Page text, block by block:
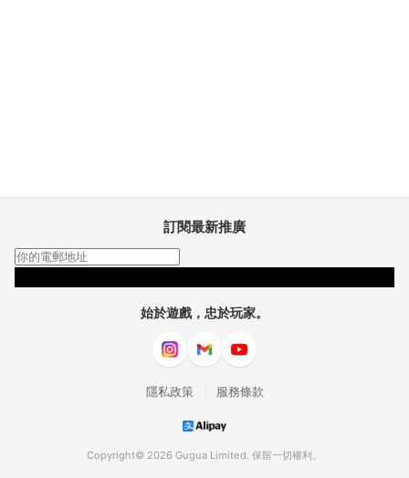
始於遊戲，忠於玩家。
隱私政策 服務條款
Copyright© 2026 Gugua Limited. 保留一切權利。
訂閱最新推廣